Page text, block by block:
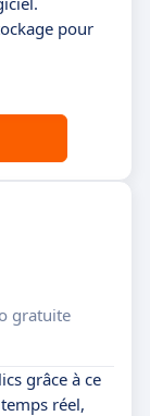
pour
gratuite
grâce à ce
réel,